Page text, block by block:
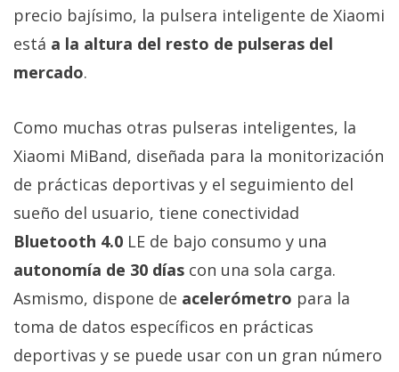
Aviso
Legal
El medio de
digital donde
encontrarás
todas las
tecnología,
ordenadores,
apps,
informática,
videojuegos,
trucos y
tutoriales.
El Grupo
precio bajísimo, la pulsera inteligente de Xiaomi
está a la altura del resto de pulseras del
mercado.
Como muchas otras pulseras inteligentes, la
Xiaomi MiBand, diseñada para la monitorización
de prácticas deportivas y el seguimiento del
sueño del usuario, tiene conectividad
Bluetooth 4.0 LE de bajo consumo y una
autonomía de 30 días con una sola carga.
Asmismo, dispone de acelerómetro para la
toma de datos específicos en prácticas
deportivas y se puede usar con un gran número